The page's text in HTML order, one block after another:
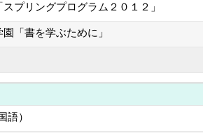
プリングプログラム２０１２」
「書を学ぶために」
語）